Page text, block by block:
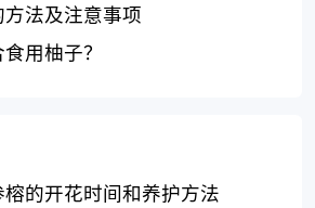
法及注意事项
用柚子？
的开花时间和养护方法